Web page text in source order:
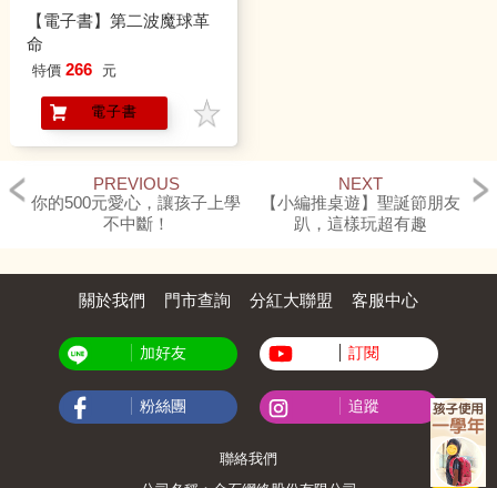
【電子書】第二波魔球革
命
特價 266 元
電子書
PREVIOUS
你的500元愛心，讓孩子上學
不中斷！
NEXT
【小編推桌遊】聖誕節朋友
趴，這樣玩超有趣
關於我們 門市查詢 分紅大聯盟 客服中心
加好友 訂閱
粉絲團 追蹤
聯絡我們